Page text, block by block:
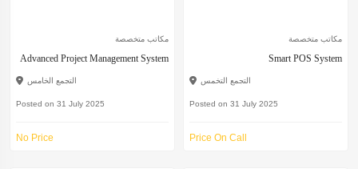
مكاتب متخصصة
Advanced Project Management System
التجمع الخامس
Posted on 31 July 2025
No Price
مكاتب متخصصة
Smart POS System
التجمع التخمس
Posted on 31 July 2025
Price On Call